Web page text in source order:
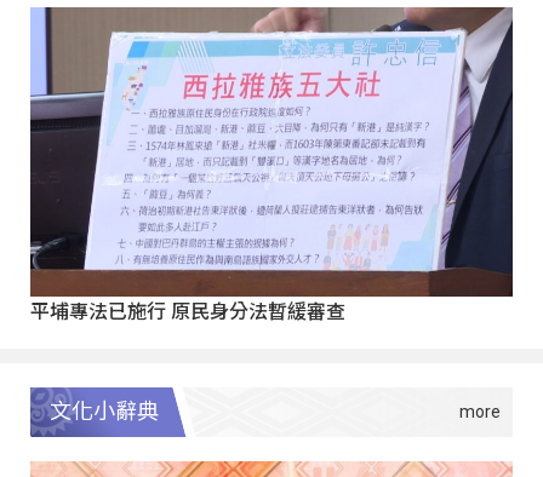
平埔專法已施行 原民身分法暫緩審查
文化小辭典